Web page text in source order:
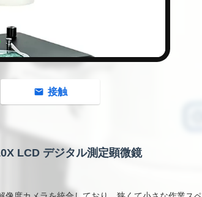
接触
LCD デジタル測定顕微鏡